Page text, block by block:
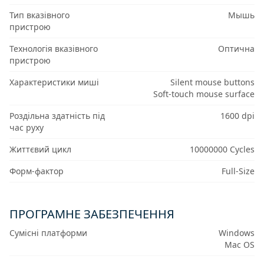
Тип вказівного
пристрою
Мышь
Технологія вказівного
пристрою
Оптична
Характеристики миші
Silent mouse buttons
Soft-touch mouse surface
Роздільна здатність під
час руху
1600 dpi
Життєвий цикл
10000000 Cycles
Форм-фактор
Full-Size
ПРОГРАМНЕ ЗАБЕЗПЕЧЕННЯ
Сумісні платформи
Windows
Mac OS